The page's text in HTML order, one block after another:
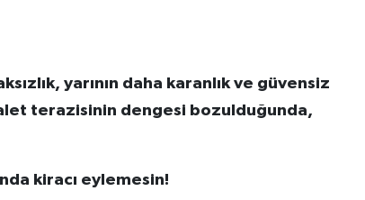
yarının daha karanlık ve güvensiz
terazisinin dengesi bozulduğunda,
kiracı eylemesin!